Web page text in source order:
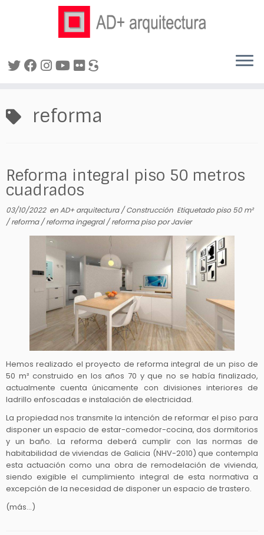
contenidoreforma
Reforma integral piso 50 metros
cuadrados
03/10/2022enAD+ arquitectura/Construcción Etiquetado piso 50 m²
/reforma/reforma ingegral/reforma piso porJavier
Hemos realizado el proyecto de reforma integral de un piso de
50 m² construido en los años 70 y que no se había finalizado,
actualmente cuenta únicamente con divisiones interiores de
ladrillo enfoscadas e instalación de electricidad.
La propiedad nos transmite la intención de reformar el piso para
disponer un espacio de estar-comedor-cocina, dos dormitorios
y un baño. La reforma deberá cumplir con las normas de
habitabilidad de viviendas de Galicia (NHV-2010) que contempla
esta actuación como una obra de remodelación de vivienda,
siendo exigible el cumplimiento integral de esta normativa a
excepción de la necesidad de disponer un espacio de trastero.
(más…)